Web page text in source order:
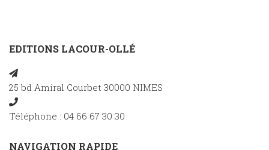
EDITIONS LACOUR-OLLÉ
25 bd Amiral Courbet 30000 NIMES
Téléphone : 04 66 67 30 30
NAVIGATION RAPIDE